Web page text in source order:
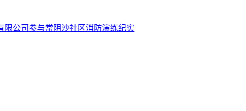
公司参与常阴沙社区消防演练纪实